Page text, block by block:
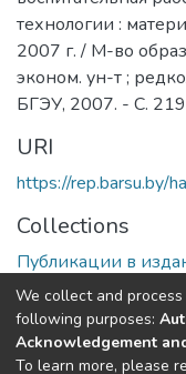
технологии :
2007 г. / М-во
эконом. ун-т ;
БГЭУ, 2007. - С.
URI
https://rep.barsu.by/
Collections
Публикации в
Full item page
We collect and
following purposes:
Acknowledgement
To learn more, please